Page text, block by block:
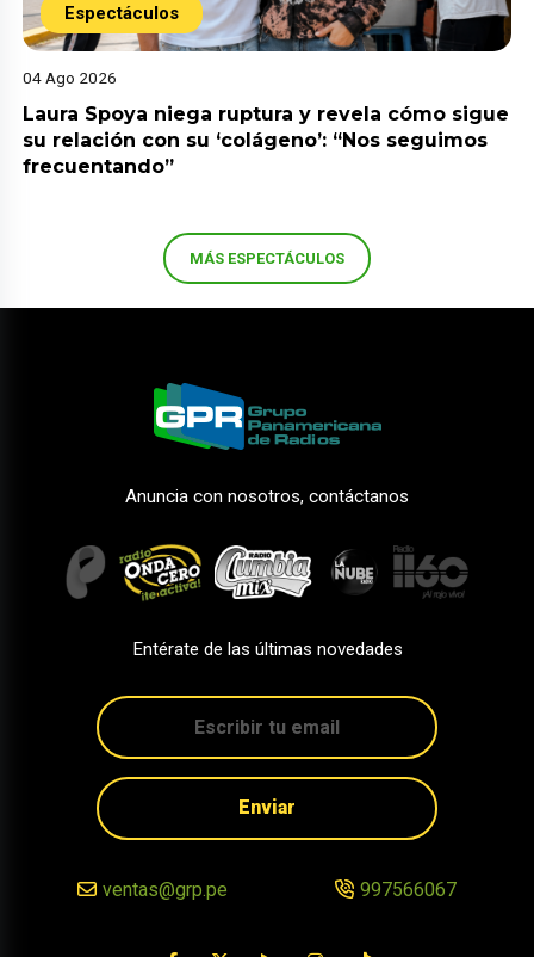
Espectáculos
04 Ago 2026
Laura Spoya niega ruptura y revela cómo sigue
su relación con su ‘colágeno’: “Nos seguimos
frecuentando”
MÁS ESPECTÁCULOS
Anuncia con nosotros, contáctanos
Entérate de las últimas novedades
Enviar
ventas@grp.pe 997566067